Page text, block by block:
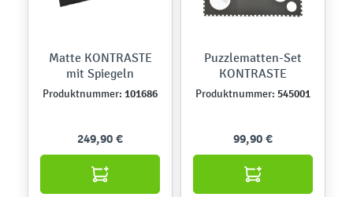
Matte KONTRASTE
mit Spiegeln
Produktnummer: 101686
249,90 €
Puzzlematten-Set
KONTRASTE
Produktnummer: 545001
99,90 €